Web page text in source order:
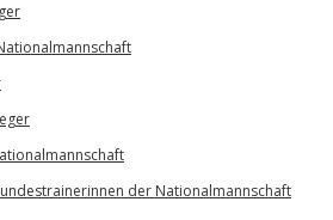
der Nationalmannschaft